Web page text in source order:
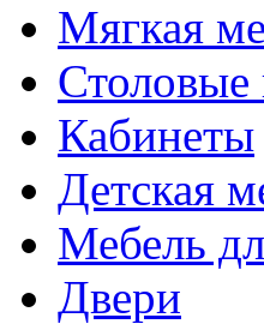
Мягкая
Кабинеты
Детская
Мебель
Двери